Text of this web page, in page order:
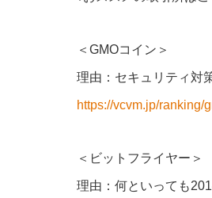
＜GMOコイン＞
理由：セキュリティ対
https://vcvm.jp/ranking/
＜ビットフライヤー＞
理由：何といっても